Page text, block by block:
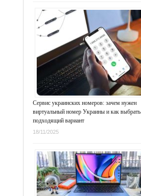
Сервис украинских номеров: зачем нужен
виртуальный номер Украины и как выбрать
подходящий вариант
18/11/2025